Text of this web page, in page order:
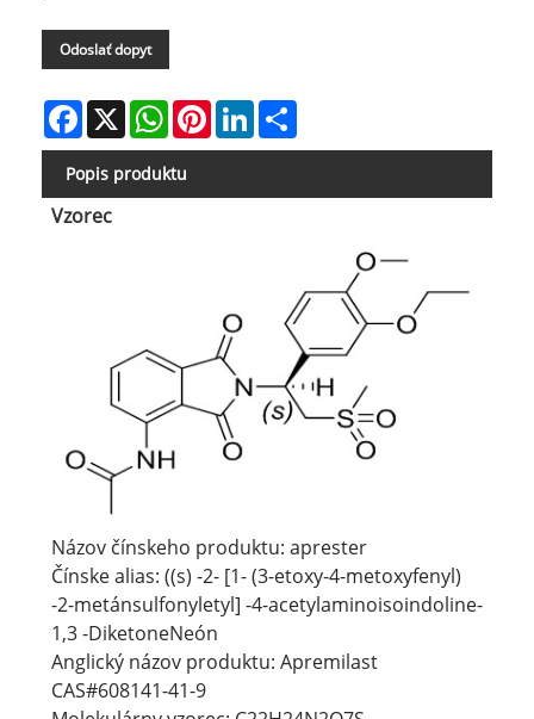
Odoslať dopyt
Facebook
X WhatsAppPinterestLinkedIn
Popis produktu
Vzorec
Názov čínskeho produktu: aprester
Čínske alias: ((s) -2- [1- (3-etoxy-4-metoxyfenyl)
-2-metánsulfonyletyl] -4-acetylaminoisoindoline-
1,3 -DiketoneNeón
Anglický názov produktu: Apremilast
CAS#608141-41-9